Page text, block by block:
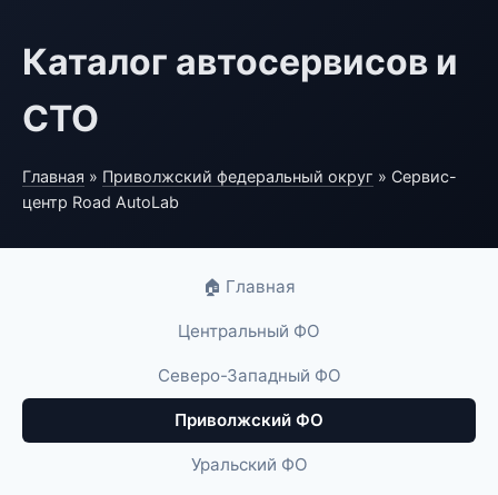
Каталог автосервисов и
СТО
Главная » Приволжский федеральный округ » Сервис-
центр Road AutoLab
🏠 Главная
Центральный ФО
Северо-Западный ФО
Приволжский ФО
Уральский ФО